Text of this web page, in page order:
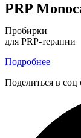
PRP
Пробирки
для PRP-терапии
Подробнее
Поделиться в соц